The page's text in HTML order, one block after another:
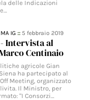
delle Indicazioni
IG :: 5 febbraio 2019
Intervista al
Centinaio
agricole Gian
ha partecipato al
Meeting, organizzato
Il Ministro, per
"I Consorzi…